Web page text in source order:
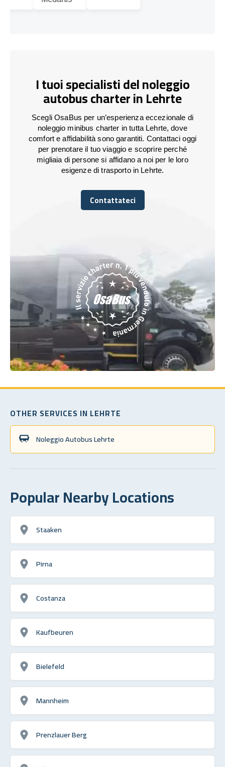
I tuoi specialisti del noleggio
autobus charter in Lehrte
Scegli OsaBus per un’esperienza eccezionale di
noleggio minibus charter in tutta Lehrte, dove
comfort e affidabilità sono garantiti. Contattaci oggi
per prenotare il tuo viaggio e scoprire perché
migliaia di persone si affidano a noi per le loro
esigenze di trasporto in Lehrte.
Contattateci
Contattateci
OTHER SERVICES IN LEHRTE
Noleggio Autobus Lehrte
Popular Nearby Locations
Staaken
Pirna
Costanza
Kaufbeuren
Bielefeld
Mannheim
Prenzlauer Berg